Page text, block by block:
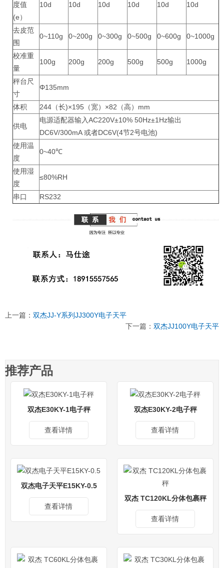
度值
(e）
10d 10d 10d 10d 10d 10d
去皮范
围
0~110g 0~200g 0~300g 0~500g 0~600g 0~1000g
校准重
量
100g 200g 200g 500g 500g 1000g
秤台尺
寸
Φ135mm
体积 244（长)×195（宽）×82（高）mm
供电
电源适配器输入AC220V±10% 50Hz±1Hz输出
DC6V/300mA 或者DC6V(4节2号电池)
使用温
度
0~40℃
使用湿
度
≤80%RH
串口 RS232
上一篇： 双杰JJ-Y系列JJ300Y电子天平
下一篇： 双杰JJ100Y电子天平
推荐产品
双杰E30KY-1电子秤
查看详情
双杰E30KY-2电子秤
查看详情
双杰电子天平E15KY-0.5
查看详情
双杰 TC120KL分体包裹秤
查看详情